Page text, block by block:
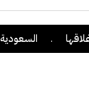
. السعودية